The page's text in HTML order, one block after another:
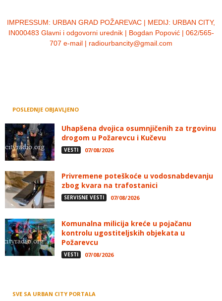
IMPRESSUM: URBAN GRAD POŽAREVAC | MEDIJ: URBAN CITY,
IN000483 Glavni i odgovorni urednik | Bogdan Popović | 062/565-
707 e-mail | radiourbancity@gmail.com
POSLEDNJE OBJAVLJENO
Uhapšena dvojica osumnjičenih za trgovinu
drogom u Požarevcu i Kučevu
VESTI 07/08/2026
Privremene poteškoće u vodosnabdevanju
zbog kvara na trafostanici
SERVISNE VESTI 07/08/2026
Komunalna milicija kreće u pojačanu
kontrolu ugostiteljskih objekata u
Požarevcu
VESTI 07/08/2026
SVE SA URBAN CITY PORTALA